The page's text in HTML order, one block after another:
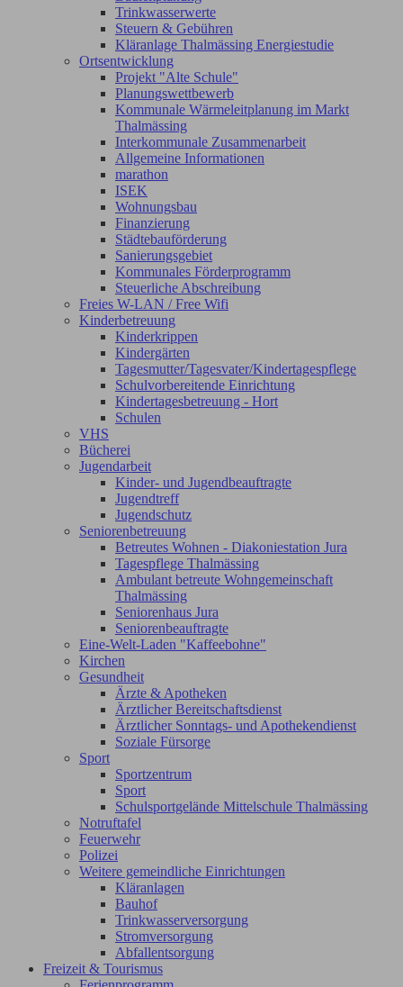
Trinkwasserwerte
Steuern & Gebühren
Kläranlage Thalmässing Energiestudie
Ortsentwicklung
Projekt "Alte Schule"
Planungswettbewerb
Kommunale Wärmeleitplanung im Markt
Thalmässing
Interkommunale Zusammenarbeit
Allgemeine Informationen
marathon
ISEK
Wohnungsbau
Finanzierung
Städtebauförderung
Sanierungsgebiet
Kommunales Förderprogramm
Steuerliche Abschreibung
Freies W-LAN / Free Wifi
Kinderbetreuung
Kinderkrippen
Kindergärten
Tagesmutter/Tagesvater/Kindertagespflege
Schulvorbereitende Einrichtung
Kindertagesbetreuung - Hort
Schulen
VHS
Bücherei
Jugendarbeit
Kinder- und Jugendbeauftragte
Jugendtreff
Jugendschutz
Seniorenbetreuung
Betreutes Wohnen - Diakoniestation Jura
Tagespflege Thalmässing
Ambulant betreute Wohngemeinschaft
Thalmässing
Seniorenhaus Jura
Seniorenbeauftragte
Eine-Welt-Laden "Kaffeebohne"
Kirchen
Gesundheit
Ärzte & Apotheken
Ärztlicher Bereitschaftsdienst
Ärztlicher Sonntags- und Apothekendienst
Soziale Fürsorge
Sport
Sportzentrum
Sport
Schulsportgelände Mittelschule Thalmässing
Notruftafel
Feuerwehr
Polizei
Weitere gemeindliche Einrichtungen
Kläranlagen
Bauhof
Trinkwasserversorgung
Stromversorgung
Abfallentsorgung
Freizeit & Tourismus